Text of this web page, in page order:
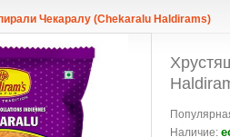
Чекаралу (Chekaralu Haldirams)
Наличие: